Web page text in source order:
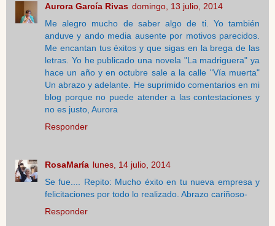
Aurora García Rivas domingo, 13 julio, 2014
Me alegro mucho de saber algo de ti. Yo también
anduve y ando media ausente por motivos parecidos.
Me encantan tus éxitos y que sigas en la brega de las
letras. Yo he publicado una novela "La madriguera" ya
hace un año y en octubre sale a la calle "Vía muerta"
Un abrazo y adelante. He suprimido comentarios en mi
blog porque no puede atender a las contestaciones y
no es justo, Aurora
Responder
RosaMaría lunes, 14 julio, 2014
Se fue.... Repito: Mucho éxito en tu nueva empresa y
felicitaciones por todo lo realizado. Abrazo cariñoso-
Responder